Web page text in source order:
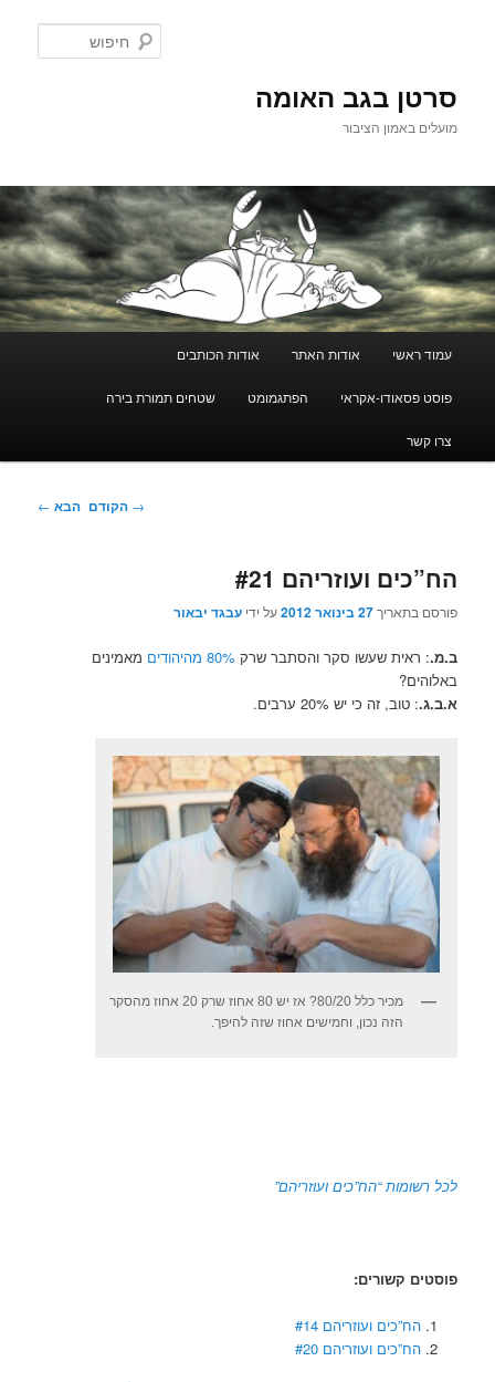
סרטן בגב האומה
מועלים באמון הציבור
עמוד ראשי אודות האתר אודות הכותבים
פוסט פסאודו-אקראי הפתגמומט שטחים תמורת בירה
צרו קשר
ניווט
→ הקודם הבא ←
הח”כים ועוזריהם #21
פורסם בתאריך27 בינואר 2012 על ידיעבגד יבאור
ב.מ.: ראית שעשו סקר והסתבר שרק 80% מהיהודים
מאמינים
באלוהים?
א.ב.ג.: טוב, זה כי יש 20% ערבים.
מכיר כלל 80/20? אז יש 80 אחוז שרק 20 אחוז מהסקר
הזה נכון, וחמישים אחוז שזה להיפך.
לכל רשומות “הח”כים ועוזריהם”
פוסטים קשורים:
הח”כים ועוזריהם #14
הח”כים ועוזריהם #20